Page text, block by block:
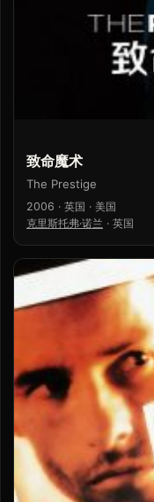
致命魔术
The Prestige
2006 · 英国 · 美国
克里斯托弗·诺兰 · 英国